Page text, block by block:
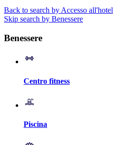
Back to search by Accesso all'hotel
Skip search by Benessere
Benessere
Centro fitness
Piscina